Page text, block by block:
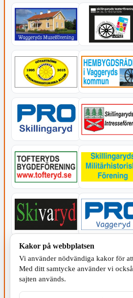
KOMMUNEN
Kakor på webbplatsen
Vi använder nödvändiga kakor för
Med ditt samtycke använder vi
sajten används.